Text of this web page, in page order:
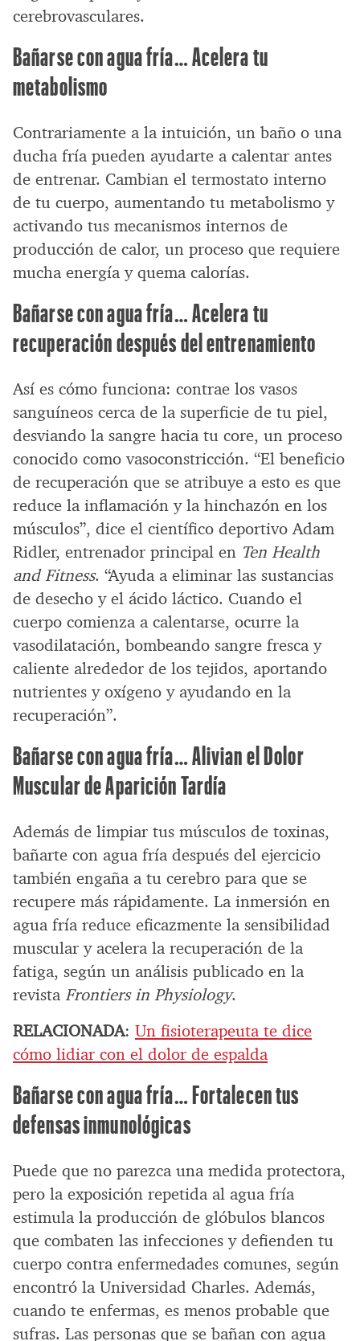
cerebrovasculares.
Bañarse con agua fría… Acelera tu
metabolismo
Contrariamente a la intuición, un baño o una
ducha fría pueden ayudarte a calentar antes
de entrenar. Cambian el termostato interno
de tu cuerpo, aumentando tu metabolismo y
activando tus mecanismos internos de
producción de calor, un proceso que requiere
mucha energía y quema calorías.
Bañarse con agua fría… Acelera tu
recuperación después del entrenamiento
Así es cómo funciona: contrae los vasos
sanguíneos cerca de la superficie de tu piel,
desviando la sangre hacia tu core, un proceso
conocido como vasoconstricción. “El beneficio
de recuperación que se atribuye a esto es que
reduce la inflamación y la hinchazón en los
músculos”, dice el científico deportivo Adam
Ridler, entrenador principal en Ten Health
and Fitness. “Ayuda a eliminar las sustancias
de desecho y el ácido láctico. Cuando el
cuerpo comienza a calentarse, ocurre la
vasodilatación, bombeando sangre fresca y
caliente alrededor de los tejidos, aportando
nutrientes y oxígeno y ayudando en la
recuperación”.
Bañarse con agua fría… Alivian el Dolor
Muscular de Aparición Tardía
Además de limpiar tus músculos de toxinas,
bañarte con agua fría después del ejercicio
también engaña a tu cerebro para que se
recupere más rápidamente. La inmersión en
agua fría reduce eficazmente la sensibilidad
muscular y acelera la recuperación de la
fatiga, según un análisis publicado en la
revista Frontiers in Physiology.
RELACIONADA: Un fisioterapeuta te dice
cómo lidiar con el dolor de espalda
Bañarse con agua fría… Fortalecen tus
defensas inmunológicas
Puede que no parezca una medida protectora,
pero la exposición repetida al agua fría
estimula la producción de glóbulos blancos
que combaten las infecciones y defienden tu
cuerpo contra enfermedades comunes, según
encontró la Universidad Charles. Además,
cuando te enfermas, es menos probable que
sufras. Las personas que se bañan con agua